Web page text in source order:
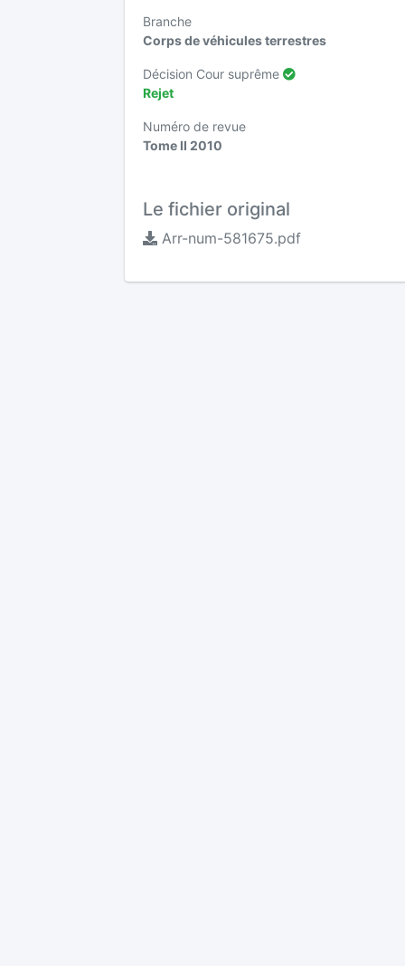
Branche
Corps de véhicules terrestres
Décision Cour suprême
Rejet
Numéro de revue
Tome II 2010
Le fichier original
Arr-num-581675.pdf